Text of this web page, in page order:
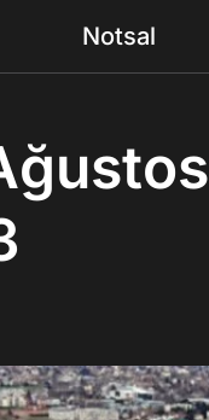
Notsal